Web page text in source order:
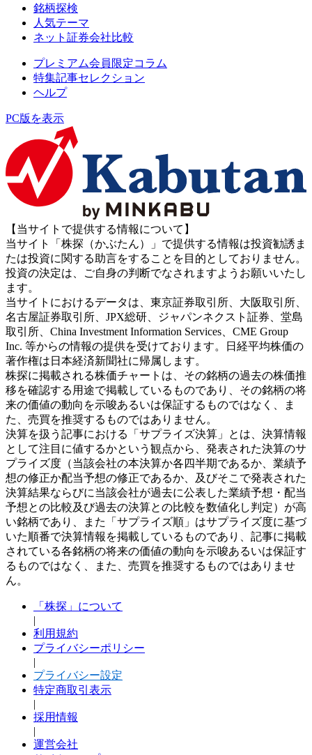
銘柄探検
人気テーマ
ネット証券会社比較
プレミアム会員限定コラム
特集記事セレクション
ヘルプ
PC版を表示
【当サイトで提供する情報について】
当サイト「株探（かぶたん）」で提供する情報は投資勧誘ま
たは投資に関する助言をすることを目的としておりません。
投資の決定は、ご自身の判断でなされますようお願いいたし
ます。
当サイトにおけるデータは、東京証券取引所、大阪取引所、
名古屋証券取引所、JPX総研、ジャパンネクスト証券、堂島
取引所、China Investment Information Services、CME Group
Inc. 等からの情報の提供を受けております。日経平均株価の
著作権は日本経済新聞社に帰属します。
株探に掲載される株価チャートは、その銘柄の過去の株価推
移を確認する用途で掲載しているものであり、その銘柄の将
来の価値の動向を示唆あるいは保証するものではなく、ま
た、売買を推奨するものではありません。
決算を扱う記事における「サプライズ決算」とは、決算情報
として注目に値するかという観点から、発表された決算のサ
プライズ度（当該会社の本決算か各四半期であるか、業績予
想の修正か配当予想の修正であるか、及びそこで発表された
決算結果ならびに当該会社が過去に公表した業績予想・配当
予想との比較及び過去の決算との比較を数値化し判定）が高
い銘柄であり、また「サプライズ順」はサプライズ度に基づ
いた順番で決算情報を掲載しているものであり、記事に掲載
されている各銘柄の将来の価値の動向を示唆あるいは保証す
るものではなく、また、売買を推奨するものではありませ
ん。
「株探」について
|
利用規約
プライバシーポリシー
|
プライバシー設定
特定商取引表示
|
採用情報
|
運営会社